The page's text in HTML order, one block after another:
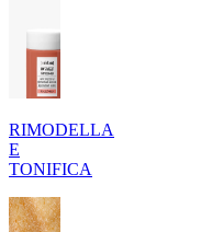
RIMODELLA
E
TONIFICA